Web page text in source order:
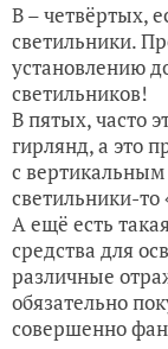
В – четвёртых,
светильники.
установлению
светильников!
В пятых, часто
гирлянд, а это
с
светильники-то
А ещё есть
средства для
различные
обязательно
совершенно